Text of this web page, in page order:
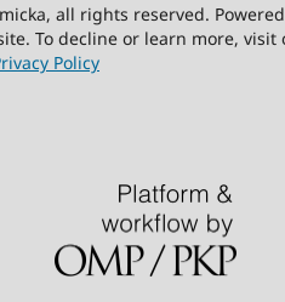
all rights reserved.
To decline or learn more,
Policy